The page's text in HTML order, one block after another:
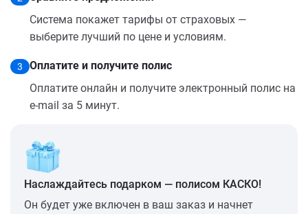
Система покажет тарифы от страховых —
выберите лучший по цене и условиям.
3
Оплатите и получите полис
Оплатите онлайн и получите электронный полис на
e-mail за 5 минут.
Наслаждайтесь подарком — полисом КАСКО!
Он будет уже включен в ваш заказ и начнет